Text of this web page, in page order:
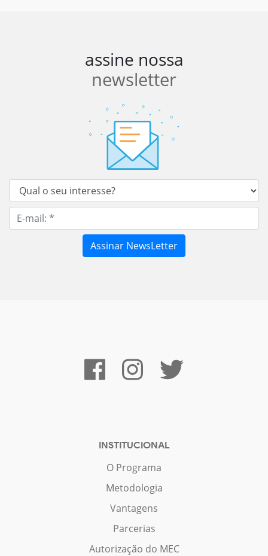
assine nossa
newsletter
INSTITUCIONAL
O Programa
Metodologia
Vantagens
Parcerias
Autorização do MEC